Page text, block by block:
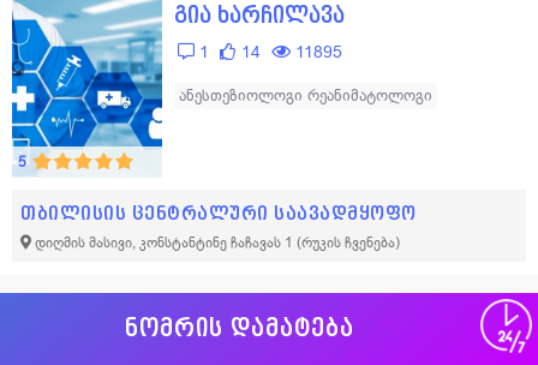
5
გია ხარჩილავა
1 14 11895
ანესთეზიოლოგი რეანიმატოლოგი
თბილისის ცენტრალური საავადმყოფო
დიღმის მასივი, კონსტანტინე ჩაჩავას 1 (რუკის ჩვენება)
ნომრის დამატება